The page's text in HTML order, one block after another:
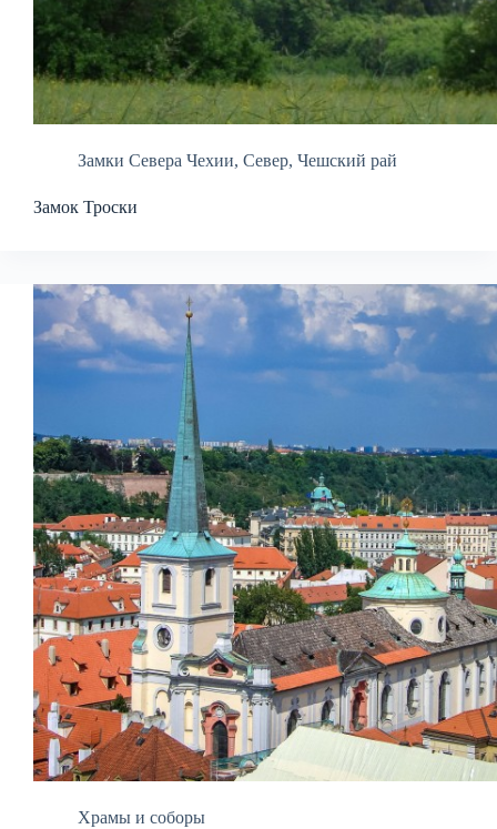
Замки Севера Чехии, Север, Чешский рай
Замок Троски
Храмы и соборы